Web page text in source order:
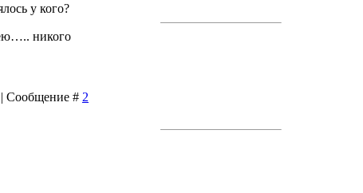
у кого?
никого
Сообщение # 2